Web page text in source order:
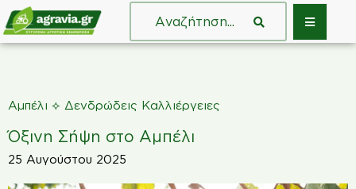
Αμπέλι ⟡ Δενδρώδεις Καλλιέργειες
Όξινη Σήψη στο Αμπέλι
25 Αυγούστου 2025